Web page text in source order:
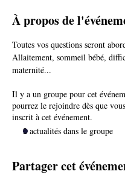
À propos de
Toutes vos questions seront
Allaitement, sommeil bébé,
maternité...
Il y a un groupe pour cet
pourrez le rejoindre dès que
inscrit à cet événement.
2 actualités dans le groupe
Partager cet